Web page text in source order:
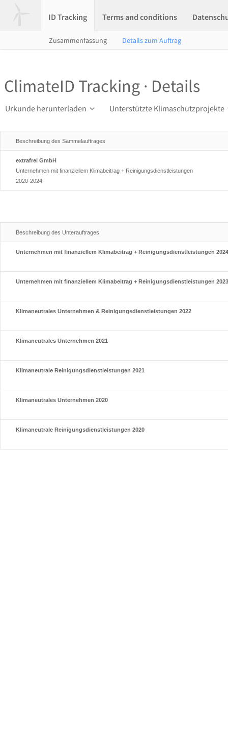
ID Tracking Terms and conditions
Zusammenfassung Details zum Auftrag
ClimateID Tracking · Details
Urkunde herunterladen Unterstützte Klimaschutzprojekte
Beschreibung des Sammelauftrages
extrafrei GmbH
Unternehmen mit finanziellem Klimabeitrag + Reinigungsdienstleistungen
2020-2024
Beschreibung des Unterauftrages
Unternehmen mit finanziellem Klimabeitrag + Reinigungsdienstleistungen 2024
Unternehmen mit finanziellem Klimabeitrag + Reinigungsdienstleistungen 2023
Klimaneutrales Unternehmen & Reinigungsdienstleistungen 2022
Klimaneutrales Unternehmen 2021
Klimaneutrale Reinigungsdienstleistungen 2021
Klimaneutrales Unternehmen 2020
Klimaneutrale Reinigungsdienstleistungen 2020